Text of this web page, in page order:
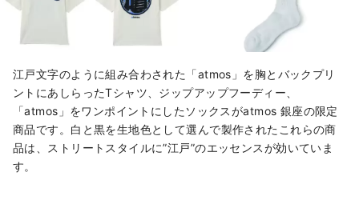
江戸文字のように組み合わされた「atmos」を胸とバックプリ
ントにあしらったTシャツ、ジップアップフーディー、
「atmos」をワンポイントにしたソックスがatmos 銀座の限定
商品です。白と黒を生地色として選んで製作されたこれらの商
品は、ストリートスタイルに”江戸”のエッセンスが効いていま
す。​